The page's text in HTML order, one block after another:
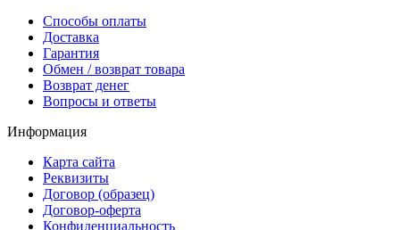
Способы оплаты
Доставка
Гарантия
Обмен / возврат товара
Возврат денег
Вопросы и ответы
Информация
Карта сайта
Реквизиты
Договор (образец)
Договор-оферта
Конфиденциальность